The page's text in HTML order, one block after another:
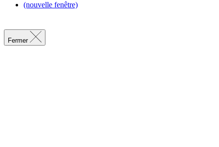
(nouvelle fenêtre)
Fermer